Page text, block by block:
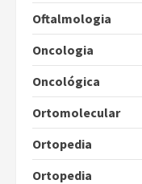
Oftalmologia
Oncologia
Oncológica
Ortomolecular
Ortopedia
Ortopedia